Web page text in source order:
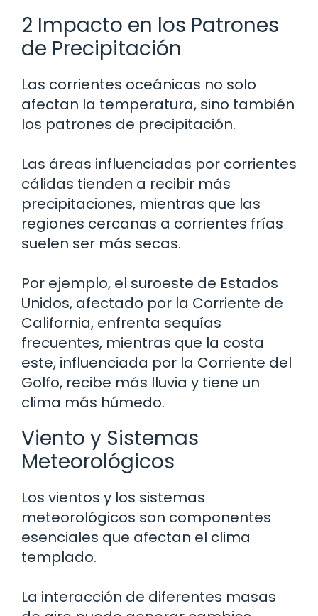
2 Impacto en los Patrones
de Precipitación
Las corrientes oceánicas no solo
afectan la temperatura, sino también
los patrones de precipitación.
Las áreas influenciadas por corrientes
cálidas tienden a recibir más
precipitaciones, mientras que las
regiones cercanas a corrientes frías
suelen ser más secas.
Por ejemplo, el suroeste de Estados
Unidos, afectado por la Corriente de
California, enfrenta sequías
frecuentes, mientras que la costa
este, influenciada por la Corriente del
Golfo, recibe más lluvia y tiene un
clima más húmedo.
Viento y Sistemas
Meteorológicos
Los vientos y los sistemas
meteorológicos son componentes
esenciales que afectan el clima
templado.
La interacción de diferentes masas